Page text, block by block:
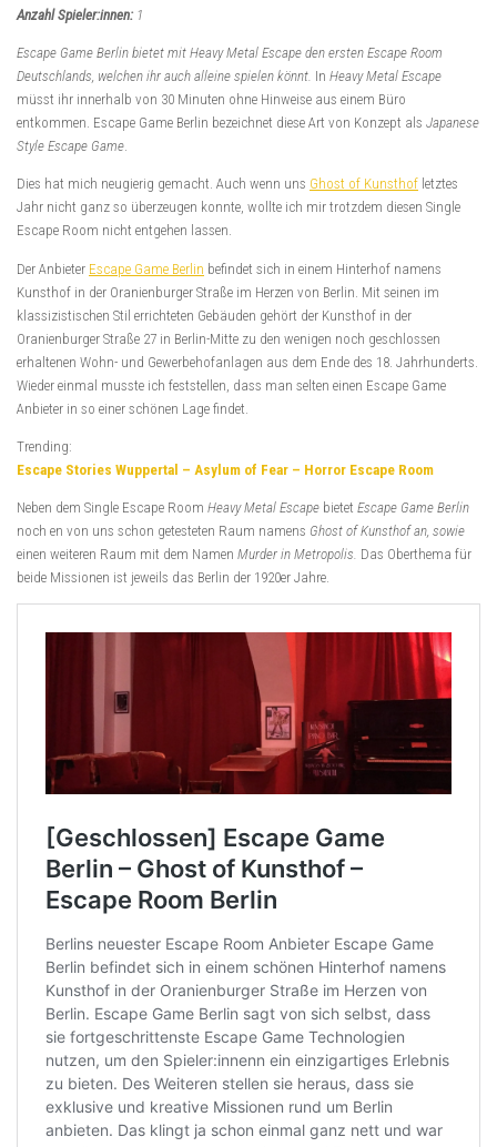
Anzahl Spieler:innen: 1
Escape Game Berlin bietet mit Heavy Metal Escape den ersten Escape Room
Deutschlands, welchen ihr auch alleine spielen könnt. In Heavy Metal Escape
müsst ihr innerhalb von 30 Minuten ohne Hinweise aus einem Büro
entkommen. Escape Game Berlin bezeichnet diese Art von Konzept als Japanese
Style Escape Game.
Dies hat mich neugierig gemacht. Auch wenn uns Ghost of Kunsthof letztes
Jahr nicht ganz so überzeugen konnte, wollte ich mir trotzdem diesen Single
Escape Room nicht entgehen lassen.
Der Anbieter Escape Game Berlin befindet sich in einem Hinterhof namens
Kunsthof in der Oranienburger Straße im Herzen von Berlin. Mit seinen im
klassizistischen Stil errichteten Gebäuden gehört der Kunsthof in der
Oranienburger Straße 27 in Berlin-Mitte zu den wenigen noch geschlossen
erhaltenen Wohn- und Gewerbehofanlagen aus dem Ende des 18. Jahrhunderts.
Wieder einmal musste ich feststellen, dass man selten einen Escape Game
Anbieter in so einer schönen Lage findet.
Trending:
Escape Stories Wuppertal – Asylum of Fear – Horror Escape Room
Neben dem Single Escape Room Heavy Metal Escape bietet Escape Game Berlin
noch en von uns schon getesteten Raum namens Ghost of Kunsthof an, sowie
einen weiteren Raum mit dem Namen Murder in Metropolis. Das Oberthema für
beide Missionen ist jeweils das Berlin der 1920er Jahre.